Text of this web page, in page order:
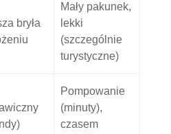
bryła
Mały pakunek,
lekki
(szczególnie
turystyczne)
Pompowanie
(minuty),
czasem